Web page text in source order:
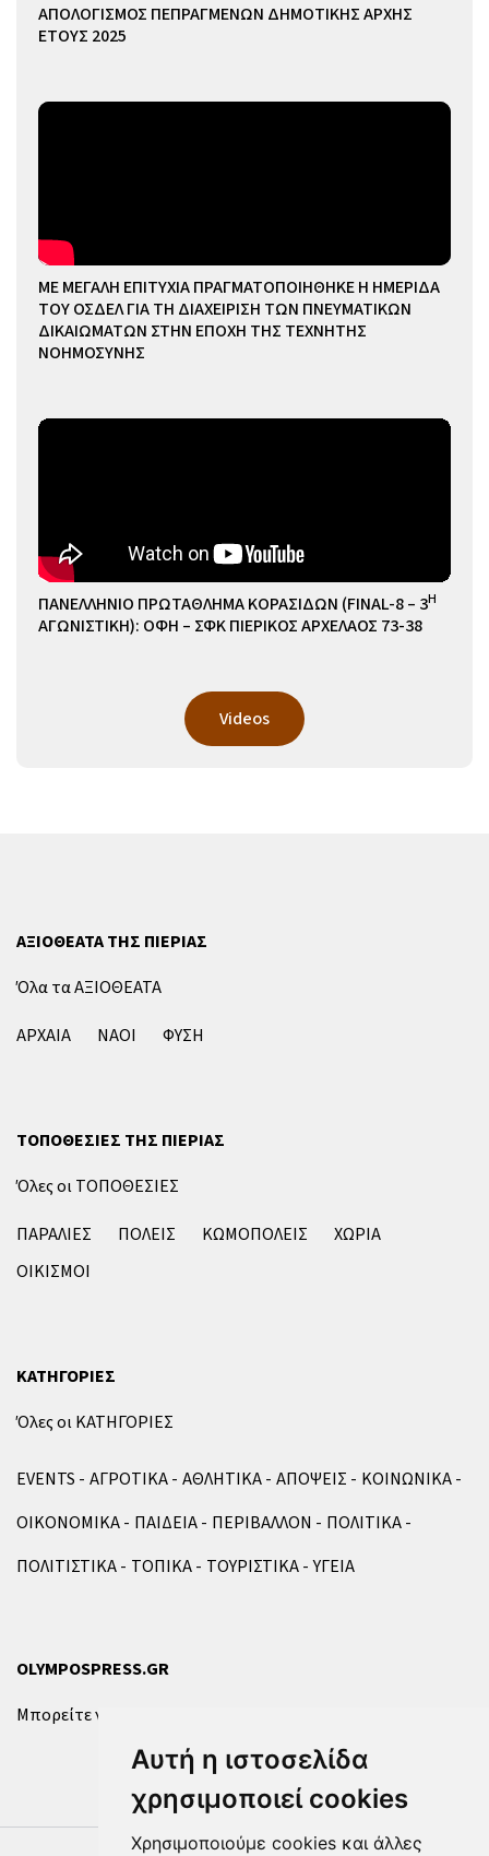
Αυτή η ιστοσελίδα
χρησιμοποιεί cookies
Χρησιμοποιούμε cookies και άλλες
ΑΠΟΛΟΓΙΣΜΟΣ ΠΕΠΡΑΓΜΕΝΩΝ ΔΗΜΟΤΙΚΗΣ ΑΡΧΗΣ
ΕΤΟΥΣ 2025
ΜΕ ΜΕΓΑΛΗ ΕΠΙΤΥΧΙΑ ΠΡΑΓΜΑΤΟΠΟΙΗΘΗΚΕ Η ΗΜΕΡΙΔΑ
ΤΟΥ ΟΣΔΕΛ ΓΙΑ ΤΗ ΔΙΑΧΕΙΡΙΣΗ ΤΩΝ ΠΝΕΥΜΑΤΙΚΩΝ
ΔΙΚΑΙΩΜΑΤΩΝ ΣΤΗΝ ΕΠΟΧΗ ΤΗΣ ΤΕΧΝΗΤΗΣ
ΝΟΗΜΟΣΥΝΗΣ
ΠΑΝΕΛΛΗΝΙΟ ΠΡΩΤΑΘΛΗΜΑ ΚΟΡΑΣΙΔΩΝ (FINAL-8 – 3Η
ΑΓΩΝΙΣΤΙΚΗ): ΟΦΗ – ΣΦΚ ΠΙΕΡΙΚΟΣ ΑΡΧΕΛΑΟΣ 73-38
Videos
ΑΞΙΟΘΕΑΤΑ ΤΗΣ ΠΙΕΡΙΑΣ
Όλα τα ΑΞΙΟΘΕΑΤΑ
ΑΡΧΑΙΑ
ΝΑΟΙ ΦΥΣΗ
ΤΟΠΟΘΕΣΙΕΣ ΤΗΣ ΠΙΕΡΙΑΣ
Όλες οι ΤΟΠΟΘΕΣΙΕΣ
ΠΑΡΑΛΙΕΣ
ΠΟΛΕΙΣ ΚΩΜΟΠΟΛΕΙΣ
ΧΩΡΙΑ
ΟΙΚΙΣΜΟΙ
ΚΑΤΗΓΟΡΙΕΣ
Όλες οι ΚΑΤΗΓΟΡΙΕΣ
EVENTS ΑΓΡΟΤΙΚΑ ΑΘΛΗΤΙΚΑ ΑΠΟΨΕΙΣ
ΚΟΙΝΩΝΙΚΑ
ΟΙΚΟΝΟΜΙΚΑ
ΠΑΙΔΕΙΑ ΠΕΡΙΒΑΛΛΟΝ
ΠΟΛΙΤΙΚΑ
ΠΟΛΙΤΙΣΤΙΚΑ
ΤΟΠΙΚΑ ΤΟΥΡΙΣΤΙΚΑ ΥΓΕΙΑ
OLYMPOSPRESS.GR
Μπορείτε να επικοινωνήσετε μαζί μας μέσω της